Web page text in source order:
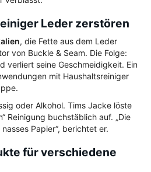
Leder zerstören
, die Fette aus dem Leder
von Buckle & Seam. Die Folge:
verliert seine Geschmeidigkeit. Ein
mit Haushaltsreiniger
oder Alkohol. Tims Jacke löste
Reinigung buchstäblich auf. „Die
Papier“, berichtet er.
für verschiedene